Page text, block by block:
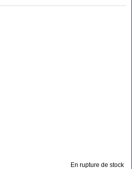
En rupture de stock